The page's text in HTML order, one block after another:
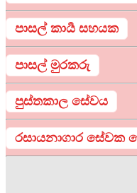
පාසල් කාර්‍ය සහයක
පාසල් මුරකරු
පුස්තකාල සේවය
රසායනාගාර සේවක